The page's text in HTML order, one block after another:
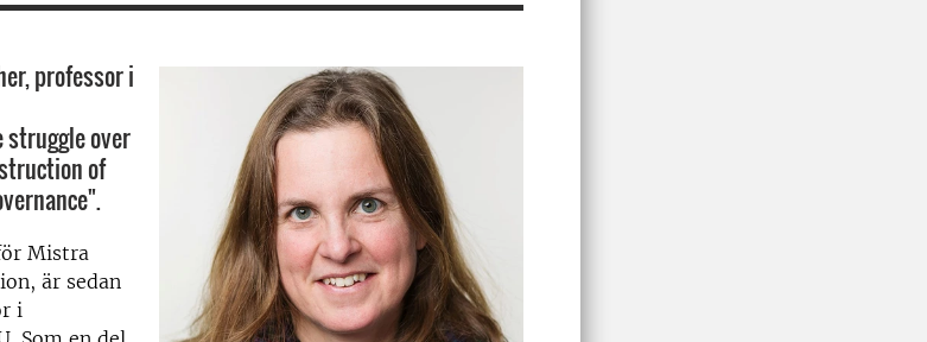
professor i
over
of
Mistra
är sedan
i